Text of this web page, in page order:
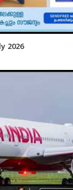
2026